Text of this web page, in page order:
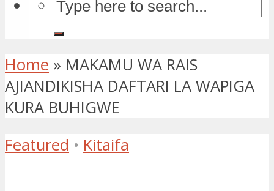
Home » MAKAMU WA RAIS
AJIANDIKISHA DAFTARI LA WAPIGA
KURA BUHIGWE
Featured • Kitaifa